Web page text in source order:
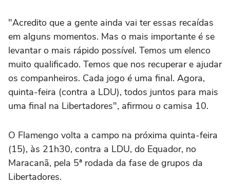
"Acredito que a gente ainda vai ter essas recaídas
em alguns momentos. Mas o mais importante é se
levantar o mais rápido possível. Temos um elenco
muito qualificado. Temos que nos recuperar e ajudar
os companheiros. Cada jogo é uma final. Agora,
quinta-feira (contra a LDU), todos juntos para mais
uma final na Libertadores", afirmou o camisa 10.
O Flamengo volta a campo na próxima quinta-feira
(15), às 21h30, contra a LDU, do Equador, no
Maracanã, pela 5ª rodada da fase de grupos da
Libertadores.